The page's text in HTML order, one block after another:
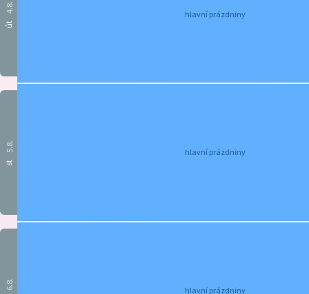
út
4.8.
hlavní prázdniny
st
5.8. hlavní prázdniny
6.8. hlavní prázdniny